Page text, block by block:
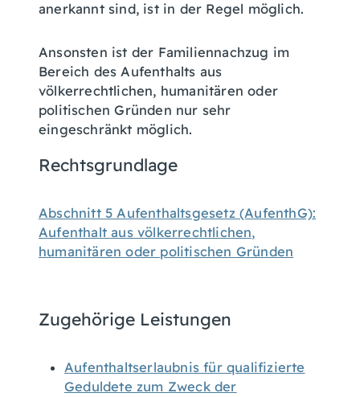
anerkannt sind, ist in der Regel möglich.
Ansonsten ist der Familiennachzug im
Bereich des Aufenthalts aus
völkerrechtlichen, humanitären oder
politischen Gründen nur sehr
eingeschränkt möglich.
Rechtsgrundlage
Abschnitt 5 Aufenthaltsgesetz (AufenthG):
Aufenthalt aus völkerrechtlichen,
humanitären oder politischen Gründen
Zugehörige Leistungen
Aufenthaltserlaubnis für qualifizierte
Geduldete zum Zweck der